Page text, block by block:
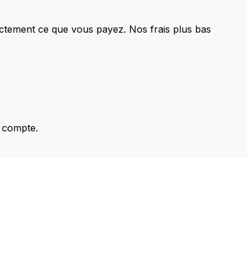
ce que vous payez. Nos frais plus bas